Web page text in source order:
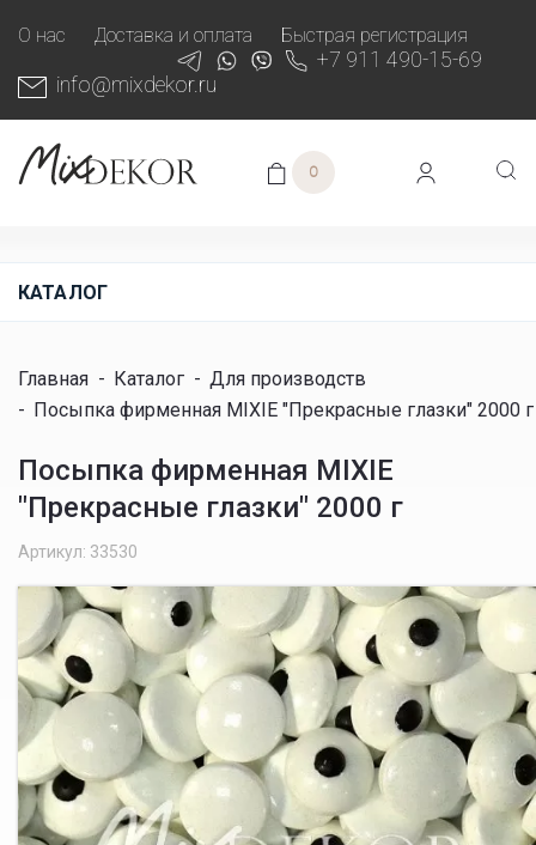
О нас Доставка и оплата Быстрая регистрация
+7 911 490-15-69
info@mixdekor.ru
0
КАТАЛОГ
Главная - Каталог - Для производств
- Посыпка фирменная MIXIE "Прекрасные глазки" 2000 г
Посыпка фирменная MIXIE
"Прекрасные глазки" 2000 г
Артикул: 33530